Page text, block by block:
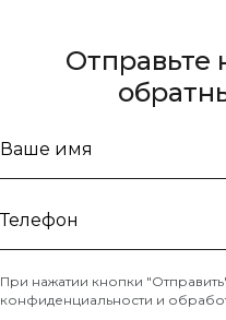
Отправьте
Ваше
Телефон
*
При нажатии кнопки
конфиденциальности и